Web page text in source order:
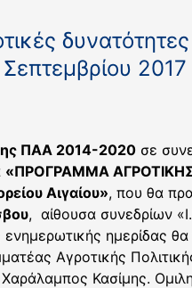
2017
ΠΑΑ 2014-2020 σε
«ΠΡΟΓΡΑΜΜΑ ΑΓΡΟΤΙΚΗΣ
Αιγαίου», που θα
, αίθουσα συνεδρίων
ημερίδας
Αγροτικής
Κασίμης.